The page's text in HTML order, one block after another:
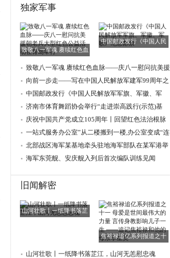
独家军事
致敬八一军魂 赓续红色血
中国邮政发行《中国人民
致敬八一军魂 赓续红色血脉——庆八一慰问抗美援
朝老兵大型红色
向前一步走——写在中国人民解放军建军99周年之
际
中国邮政发行《中国人民解放军军旗、军徽、军
歌》纪念邮票
济南市体育舞蹈协会举行“走进崇高践行(示范)基
地”挂牌仪式
庆祝中国共产党成立105周年〡回望红色法治根脉
讲述强军法治使
一站式服务办公室”从二楼搬到一楼,办公室变成“连
心桥”
北部战区海军某基地牵头驻地海军部队在某军港举
行开放活动
海军东莞舰、安庆舰入列后首次编队训练见闻
旧闻解密
山河壮歌丨一纸降书落芷
焦裕禄追亿系列报道之十
山河壮歌丨一纸降书落芷江，山河无恙慰忠魂